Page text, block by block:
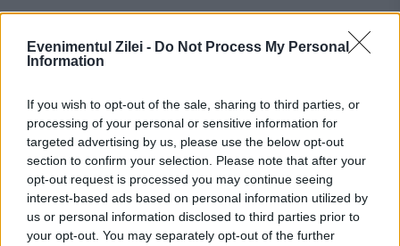
Evenimentul Zilei - Do Not Process My Personal
Information
If you wish to opt-out of the sale, sharing to third parties, or
processing of your personal or sensitive information for
targeted advertising by us, please use the below opt-out
section to confirm your selection. Please note that after your
opt-out request is processed you may continue seeing
interest-based ads based on personal information utilized by
us or personal information disclosed to third parties prior to
your opt-out. You may separately opt-out of the further
Recomandările noastre